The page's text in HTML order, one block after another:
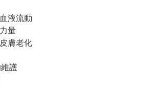
液流動
量
膚老化
護